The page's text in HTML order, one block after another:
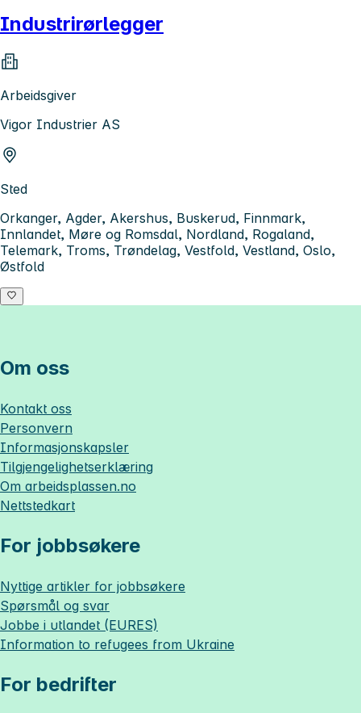
Industrirørlegger
Arbeidsgiver
Vigor Industrier AS
Sted
Orkanger, Agder, Akershus, Buskerud, Finnmark,
Innlandet, Møre og Romsdal, Nordland, Rogaland,
Telemark, Troms, Trøndelag, Vestfold, Vestland, Oslo,
Østfold
Om oss
Kontakt oss
Personvern
Informasjonskapsler
Tilgjengelighetserklæring
Om arbeidsplassen.no
Nettstedkart
For jobbsøkere
Nyttige artikler for jobbsøkere
Spørsmål og svar
Jobbe i utlandet (EURES)
Information to refugees from Ukraine
For bedrifter